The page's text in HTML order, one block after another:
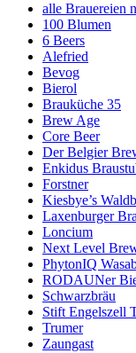
alle Brauereien
100 Blumen
6 Beers
Alefried
Bevog
Bierol
Brauküche 35
Brew Age
Core Beer
Der Belgier
Enkidus
Forstner
Kiesbye’s
Laxenburger
Loncium
Next Level
PhytonIQ
RODAUNer
Schwarzbräu
Stift Engelszell
Trumer
Zaungast